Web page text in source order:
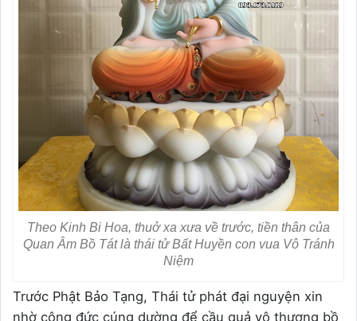
Theo Kinh Bi Hoa, thuở xa xưa về trước, tiền thân của
Quan Âm Bồ Tát là thái tử Bất Huyền con vua Vô Tránh
Niệm
Trước Phật Bảo Tạng, Thái tử phát đại nguyện xin
nhờ công đức cúng dường để cầu quả vô thượng bồ